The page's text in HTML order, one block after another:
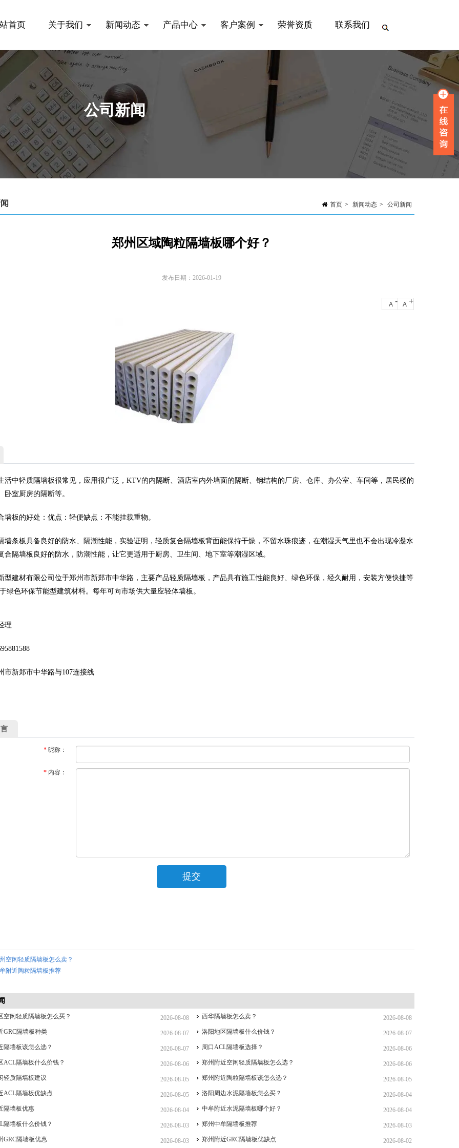
首页 关于我们 新闻动态 产品中心 客户案例 荣誉资质 联系我们
公司新闻
首页 > 新闻动态 > 公司新闻
郑州区域陶粒隔墙板哪个好？
发布日期：2026-01-19
A - A +
活中轻质隔墙板很常见，应用很广泛，KTV的内隔断、酒店室内外墙面的隔断、钢结构的厂房、仓库、办公室、车间等，居民楼的
卧室厨房的隔断等。
墙板的好处：优点：轻便缺点：不能挂载重物。
墙条板具备良好的防水、隔潮性能，实验证明，轻质复合隔墙板背面能保持干燥，不留水珠痕迹，在潮湿天气里也不会出现冷凝水
合隔墙板良好的防水，防潮性能，让它更适用于厨房、卫生间、地下室等潮湿区域。
型建材有限公司位于郑州市新郑市中华路，主要产品轻质隔墙板，产品具有施工性能良好、绿色环保，经久耐用，安装方便快捷等
绿色环保节能型建筑材料。每年可向市场供大量应轻体墙板。
理
市新郑市中华路与107连接线
* 昵称：
* 内容：
空闲轻质隔墙板怎么卖？
附近陶粒隔墙板推荐
2026-08-08
空闲轻质隔墙板怎么买？ 2026-08-08
西华隔墙板怎么卖？
2026-08-07
GRC隔墙板种类 2026-08-07
洛阳地区隔墙板什么价钱？
2026-08-07
隔墙板该怎么选？ 2026-08-06
周口ACL隔墙板选择？
2026-08-06
ACL隔墙板什么价钱？ 2026-08-06
郑州附近空闲轻质隔墙板怎么选？
2026-08-05
轻质隔墙板建议 2026-08-05
郑州附近陶粒隔墙板该怎么选？
2026-08-05
ACL隔墙板优缺点 2026-08-04
洛阳周边水泥隔墙板怎么买？
2026-08-04
隔墙板优惠 2026-08-04
中牟附近水泥隔墙板哪个好？
2026-08-03
隔墙板什么价钱？ 2026-08-03
郑州中牟隔墙板推荐
2026-08-03
GRC隔墙板优惠 2026-08-02
郑州附近GRC隔墙板优缺点